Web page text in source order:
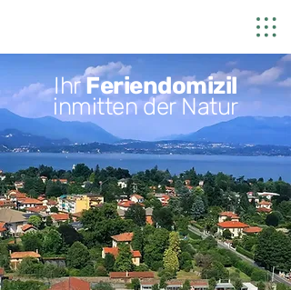
IhrFeriendomizil
inmitten der Natur